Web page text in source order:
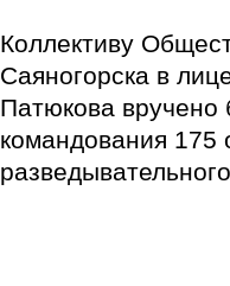
Коллективу
Саяногорска в
Патюкова вручено
командования 175